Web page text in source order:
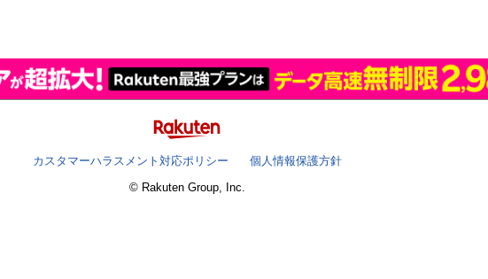
カスタマーハラスメント対応ポリシー
個人情報保護方針
© Rakuten Group, Inc.